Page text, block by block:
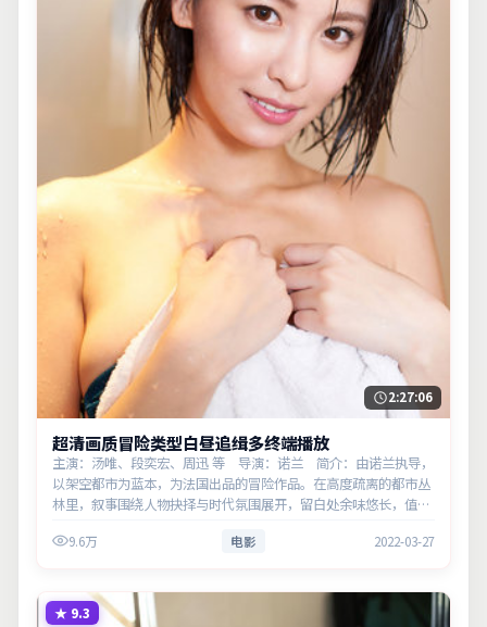
2:27:06
超清画质冒险类型白昼追缉多终端播放
主演：汤唯、段奕宏、周迅 等 导演：诺兰 简介：由诺兰执导，
以架空都市为蓝本，为法国出品的冒险作品。在高度疏离的都市丛
林里，叙事围绕人物抉择与时代氛围展开，留白处余味悠长，值得
9.6万 电影 2022-03-27
★ 9.3